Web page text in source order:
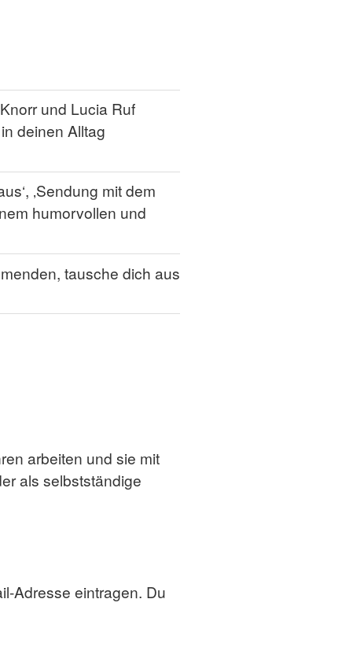
und Lucia Ruf
deinen Alltag
‚Sendung mit dem
humorvollen und
tausche dich aus
arbeiten und sie mit
als selbstständige
Adresse eintragen. Du